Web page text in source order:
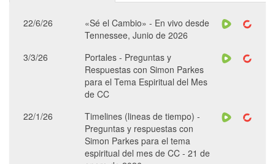
22/6/26
«Sé el Cambio» - En vivo desde
Tennessee, Junio de 2026
3/3/26
Portales - Preguntas y
Respuestas con Simon Parkes
para el Tema Espiritual del Mes
de CC
22/1/26
Timelines (lineas de tiempo) -
Preguntas y respuestas con
Simon Parkes para el tema
espiritual del mes de CC - 21 de